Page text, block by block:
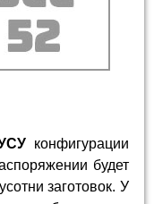
конфигурации
будет
заготовок. У